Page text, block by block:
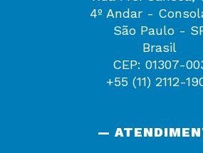
4º Andar -
São Paulo -
Brasil
CEP: 01307-
+55 (11) 2112-
—